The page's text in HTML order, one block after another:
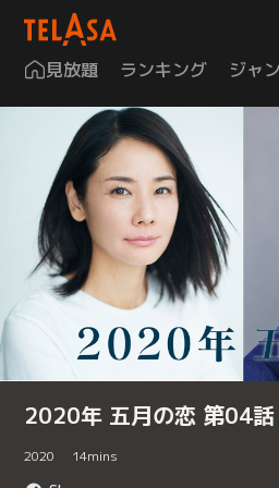
見放題 ランキング ジャ
2020年 五月の恋 第04話
2020 14mins